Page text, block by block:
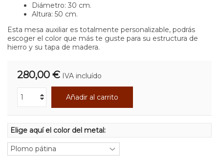
Diámetro: 30 cm.
Altura: 50 cm.
Esta mesa auxiliar es totalmente personalizable, podrás
escoger el color que más te guste para su estructura de
hierro y su tapa de madera.
280,00 € IVA incluído
Añadir al carrito
Elige aquí el color del metal: